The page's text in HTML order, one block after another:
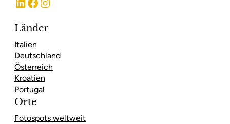
Länder
Italien
Deutschland
Österreich
Kroatien
Portugal
Orte
Fotospots weltweit